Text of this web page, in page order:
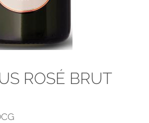
ROSÉ BRUT